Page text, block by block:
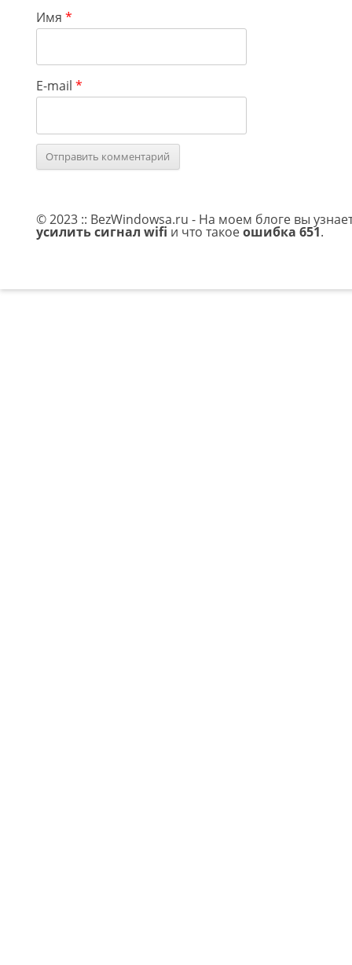
Имя *
E-mail *
© 2023 :: BezWindowsa.ru - На моем блоге вы
усилить сигнал wifi и что такоеошибка 651.